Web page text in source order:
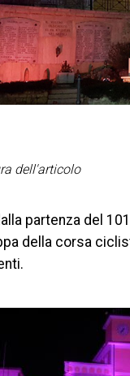
dell'articolo
partenza del
della corsa